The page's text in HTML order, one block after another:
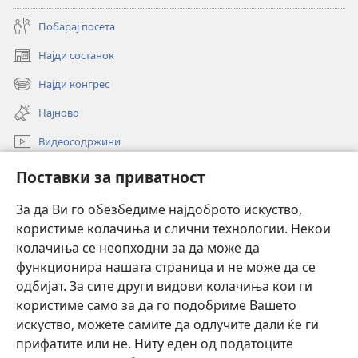
Поставки за приватност
За да Ви го обезбедиме најдоброто искуство,
користиме колачиња и слични технологии. Некои
колачиња се неопходни за да може да
функционира нашата страница и не може да се
одбијат. За сите други видови колачиња кои ги
користиме само за да го подобриме Вашето
искуство, можете самите да одлучите дали ќе ги
прифатите или не. Ниту еден од податоците
Побарај посета
Најди состанок
(opens
new
window)
Најди конгрес
(opens
new
window)
Најново
Видеосодржини
(opens
new
window)ОНЛАЈН БИБЛИОТЕКА Watchtower™
(opens
new
window)JW Hub
(opens
new